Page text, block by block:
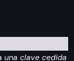
una clave cedida